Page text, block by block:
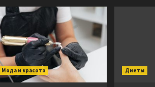
Мода и красота Диеты